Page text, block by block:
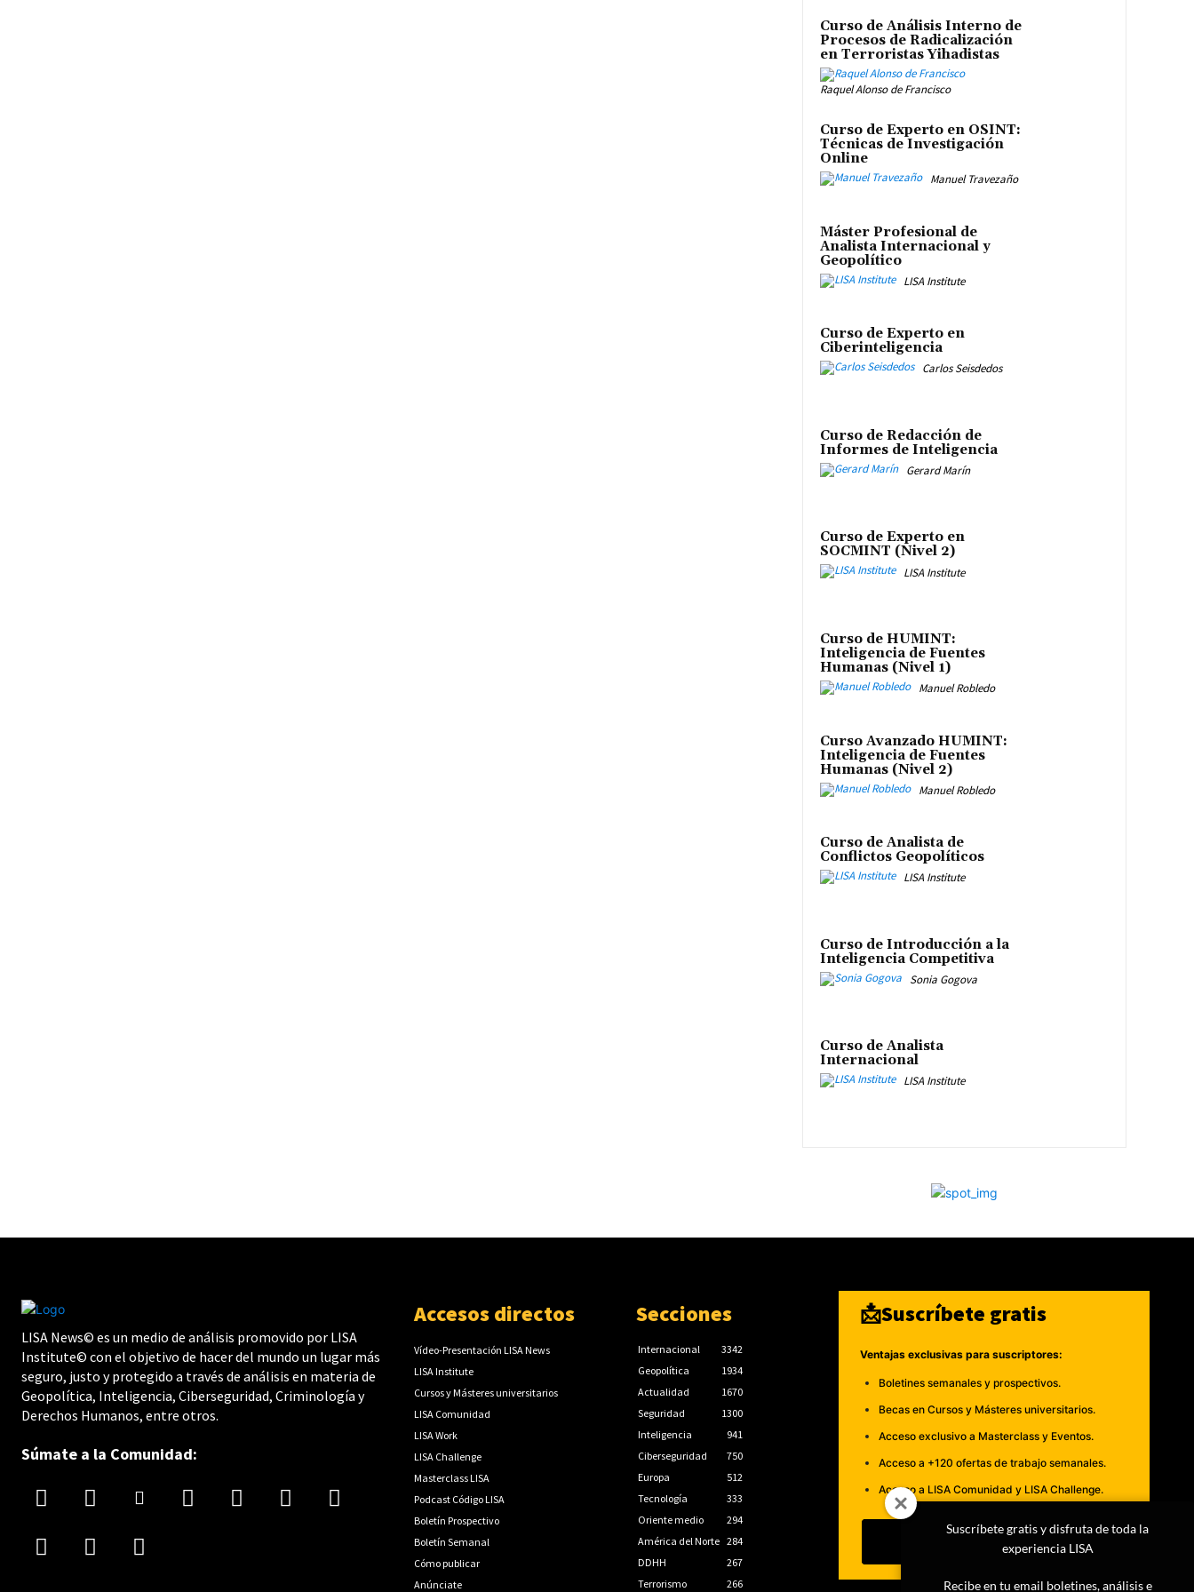
Curso de Análisis Interno de
Procesos de Radicalización
en Terroristas Yihadistas
Raquel Alonso de Francisco
Curso de Experto en OSINT:
Técnicas de Investigación
Online
Manuel Travezaño
Máster Profesional de
Analista Internacional y
Geopolítico
LISA Institute
Curso de Experto en
Ciberinteligencia
Carlos Seisdedos
Curso de Redacción de
Informes de Inteligencia
Gerard Marín
Curso de Experto en
SOCMINT (Nivel 2)
LISA Institute
Curso de HUMINT:
Inteligencia de Fuentes
Humanas (Nivel 1)
Manuel Robledo
Curso Avanzado HUMINT:
Inteligencia de Fuentes
Humanas (Nivel 2)
Manuel Robledo
Curso de Analista de
Conflictos Geopolíticos
LISA Institute
Curso de Introducción a la
Inteligencia Competitiva
Sonia Gogova
Curso de Analista
Internacional
LISA Institute
LISA News© es un medio de análisis promovido por LISA
Institute© con el objetivo de hacer del mundo un lugar más
seguro, justo y protegido a través de análisis en materia de
Geopolítica, Inteligencia, Ciberseguridad, Criminología y
Derechos Humanos, entre otros.
Súmate a la Comunidad:
Accesos directos
Vídeo-Presentación LISA News
LISA Institute
Cursos y Másteres universitarios
LISA Comunidad
LISA Work
LISA Challenge
Masterclass LISA
Podcast Código LISA
Boletín Prospectivo
Boletín Semanal
Cómo publicar
Anúnciate
Secciones
Internacional
3342
Geopolítica
1934
Actualidad
1670
Seguridad
1300
Inteligencia
941
Ciberseguridad
750
Europa
512
Tecnología
333
Oriente medio
294
América del Norte 284
DDHH
267
Terrorismo
266
📩Suscríbete gratis
Ventajas exclusivas para suscriptores:
Boletines semanales y prospectivos.
Becas en Cursos y Másteres universitarios.
Acceso exclusivo a Masterclass y Eventos.
Acceso a +120 ofertas de trabajo semanales.
Acceso a LISA Comunidad y LISA Challenge.
Suscribirme
Suscríbete gratis y disfruta de toda la
experiencia LISA
Recibe en tu email boletines, análisis e